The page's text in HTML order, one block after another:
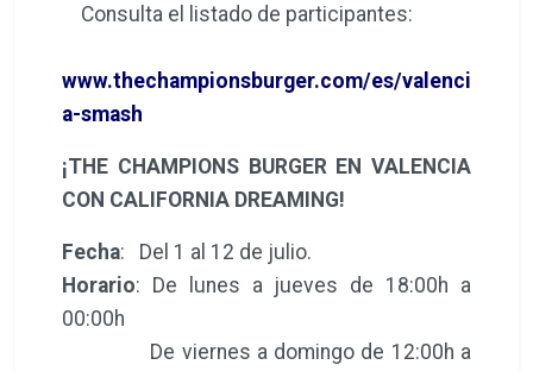
Consulta el listado de participantes:
www.thechampionsburger.com/es/valenci
a-smash
¡THE CHAMPIONS BURGER EN VALENCIA
CON CALIFORNIA DREAMING!
Fecha: Del 1 al 12 de julio.
Horario: De lunes a jueves de 18:00h a
00:00h
De viernes a domingo de 12:00h a